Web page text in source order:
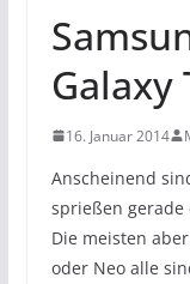
Galaxy
16. Januar 2014
Anscheinend
sprießen gerade
Die meisten
oder Neo alle